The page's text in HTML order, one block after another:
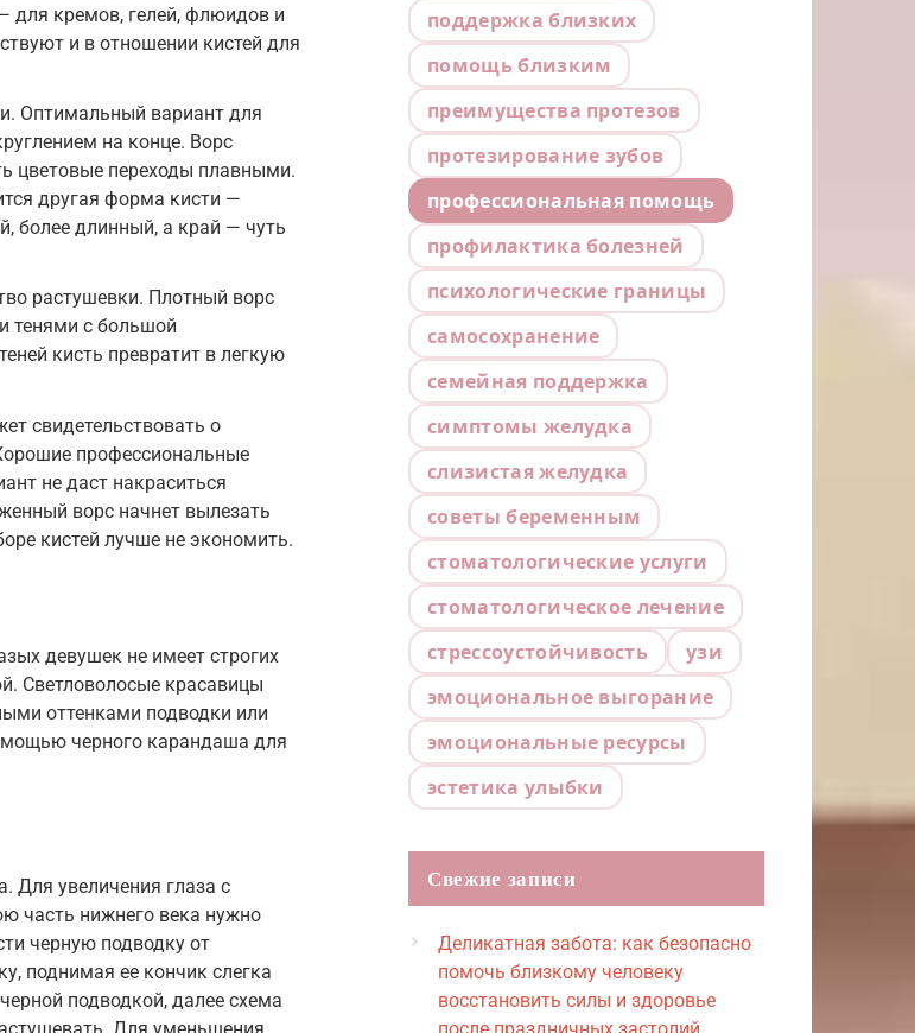
для кремов, гелей, флюидов и
и в отношении кистей для
Оптимальный вариант для
на конце. Ворс
цветовые переходы плавными.
другая форма кисти —
более длинный, а край — чуть
растушевки. Плотный ворс
тенями с большой
кисть превратит в легкую
свидетельствовать о
профессиональные
не даст накраситься
ворс начнет вылезать
кистей лучше не экономить.
девушек не имеет строгих
Светловолосые красавицы
оттенками подводки или
черного карандаша для
Для увеличения глаза с
часть нижнего века нужно
черную подводку от
поднимая ее кончик слегка
подводкой, далее схема
Для уменьшения
поддержка близких
помощь близким
преимущества протезов
протезирование зубов
профессиональная помощь
профилактика болезней
психологические границы
самосохранение
семейная поддержка
симптомы желудка
слизистая желудка
советы беременным
стоматологические услуги
стоматологическое лечение
стрессоустойчивость
узи
эмоциональное выгорание
эмоциональные ресурсы
эстетика улыбки
Свежие записи
Деликатная забота: как безопасно
помочь близкому человеку
восстановить силы и здоровье